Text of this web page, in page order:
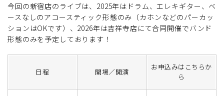
今回の新宿店のライブは、2025年はドラム、エレキギター、ベ
ースなしのアコースティック形態のみ（カホンなどのパーカッ
ションはOKです）、2026年は吉祥寺店にて合同開催でバンド
形態のみを予定しております！
日程 開場／開演
お申込みはこちらか
ら